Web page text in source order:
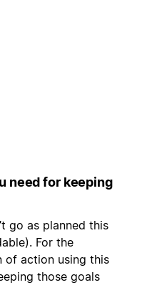
need for keeping
go as planned this
For the
of action using this
those goals